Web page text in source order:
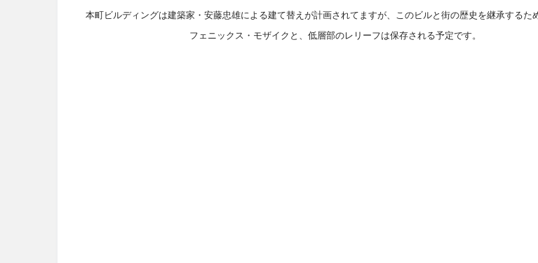
本町ビルディングは建築家・安藤忠雄による建て替えが計画されてますが、このビルと街の歴史を継承するた
フェニックス・モザイクと、低層部のレリーフは保存される予定です。